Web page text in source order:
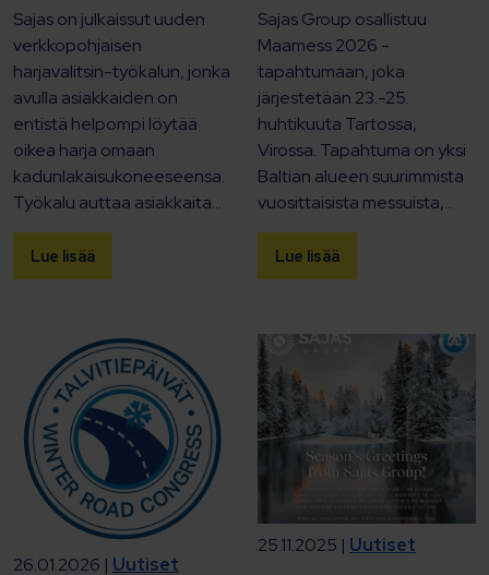
Sajas on julkaissut uuden
verkkopohjaisen
harjavalitsin-työkalun, jonka
avulla asiakkaiden on
entistä helpompi löytää
oikea harja omaan
kadunlakaisukoneeseensa.
Työkalu auttaa asiakkaita...
Lue lisää
Sajas Group osallistuu
Maamess 2026 -
tapahtumaan, joka
järjestetään 23.-25.
huhtikuuta Tartossa,
Virossa. Tapahtuma on yksi
Baltian alueen suurimmista
vuosittaisista messuista,...
Lue lisää
26.01.2026 | Uutiset
25.11.2025 | Uutiset